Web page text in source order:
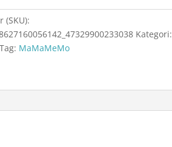
(SKU):
Kategori:
Tag: MaMaMeMo